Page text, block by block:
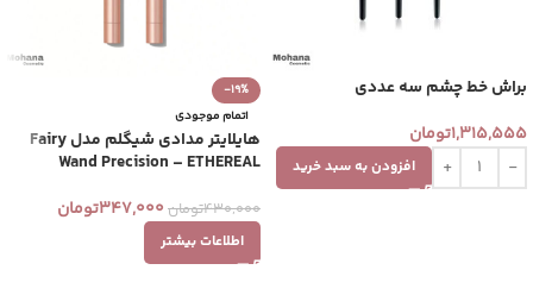
براش خط چشم سه عددی
1,315,555تومان
افزودن به سبد خرید
-19%
اتمام موجودی
هایلایتر مدادی شیگلم مدل Fairy
Wand Precision – ETHEREAL
430,000تومان 347,000تومان
اطلاعات بیشتر